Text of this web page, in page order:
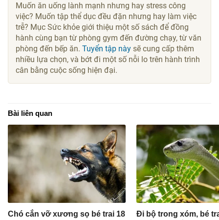
Muốn ăn uống lành mạnh nhưng hay stress công
việc? Muốn tập thể dục đều đặn nhưng hay làm việc
trễ? Mục Sức khỏe giới thiệu một số sách để đồng
hành cùng bạn từ phòng gym đến đường chạy, từ văn
phòng đến bếp ăn.Tuyển tập này sẽ cung cấp thêm
nhiều lựa chọn, và bớt đi một số nỗi lo trên hành trình
cân bằng cuộc sống hiện đại.
Bài liên quan
Chó cắn vỡ xương sọ bé trai 18
Đi bộ trong xóm, bé